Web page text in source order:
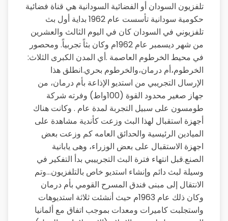
تلفزيون السودان أو الفضائية السودانية هي قناة فضائية
حكومية سودانية تأسست عام 1962 بداية أول بث
تلفزيوني في السودان كان في اليوم الثالث والعشرين
من شهر ديسمبر عام 1962م وكان بثاً تجربياً. ومحصور
في محيط الخرطوم العاصمة .أي المدن الكبرى الثلاث:
الخرطوم،أم درمان،والخرطوم بحري.انطلق هذا
الإرسال التجريبي من استديو الإذاعة بأم درمان، من
جهاز صغير محدود القوة (100واط) وفرته شركة
طومسون على سبيل التجربة لمدة عام . وكانت هناك
أجهزة استقبال لهذا البث وزعت كأندية مشاهدة على
الميادين الرئيسية والحدائق العامه كم وزعت بعض
اجهزة الاستقبال على بعض الوزراء، وهى يابانية
الصنع.قبل انتهاء فترة البث التجرييبي بدأ التفكير في
وسيلة لبث دائم وإنشاء استديو خاص بالتلفزيون…وتم
الانتقال إلى مبنى فندق المسرح القومي بأم درمان
وكان ذلك عام 1963م حيث أنشئت ثلاثة استديوهات
واستجلبت كاميرات ومعدات بموجب اتفاق مع ألمانيا